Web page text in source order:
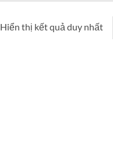
Hiển thị kết quả duy nhất